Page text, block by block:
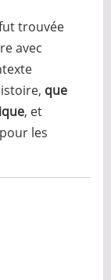
trouvée
avec
que
, et
les